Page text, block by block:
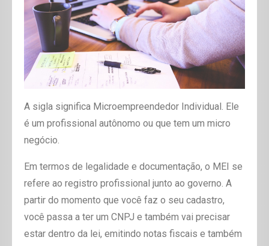
A sigla significa Microempreendedor Individual. Ele
é um profissional autônomo ou que tem um micro
negócio.
Em termos de legalidade e documentação, o MEI se
refere ao registro profissional junto ao governo. A
partir do momento que você faz o seu cadastro,
você passa a ter um CNPJ e também vai precisar
estar dentro da lei, emitindo notas fiscais e também